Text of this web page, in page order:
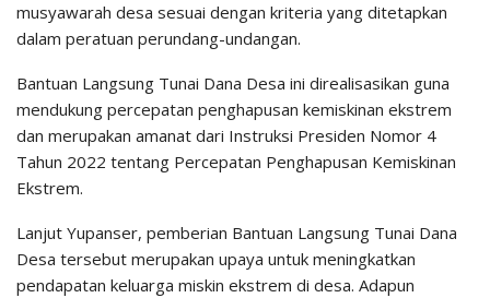
musyawarah desa sesuai dengan kriteria yang ditetapkan
dalam peratuan perundang-undangan.
Bantuan Langsung Tunai Dana Desa ini direalisasikan guna
mendukung percepatan penghapusan kemiskinan ekstrem
dan merupakan amanat dari Instruksi Presiden Nomor 4
Tahun 2022 tentang Percepatan Penghapusan Kemiskinan
Ekstrem.
Lanjut Yupanser, pemberian Bantuan Langsung Tunai Dana
Desa tersebut merupakan upaya untuk meningkatkan
pendapatan keluarga miskin ekstrem di desa. Adapun